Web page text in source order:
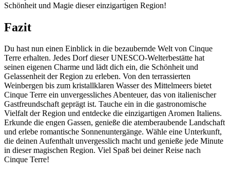
Schönheit und Magie dieser einzigartigen Region!
Fazit
Du hast nun einen Einblick in die bezaubernde Welt von Cinque
Terre erhalten. Jedes Dorf dieser UNESCO-Welterbestätte hat
seinen eigenen Charme und lädt dich ein, die Schönheit und
Gelassenheit der Region zu erleben. Von den terrassierten
Weinbergen bis zum kristallklaren Wasser des Mittelmeers bietet
Cinque Terre ein unvergessliches Abenteuer, das von italienischer
Gastfreundschaft geprägt ist. Tauche ein in die gastronomische
Vielfalt der Region und entdecke die einzigartigen Aromen Italiens.
Erkunde die engen Gassen, genieße die atemberaubende Landschaft
und erlebe romantische Sonnenuntergänge. Wähle eine Unterkunft,
die deinen Aufenthalt unvergesslich macht und genieße jede Minute
in dieser magischen Region. Viel Spaß bei deiner Reise nach
Cinque Terre!